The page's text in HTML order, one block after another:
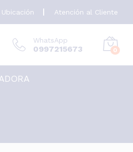
Ubicación Atención al Cliente
WhatsApp
0997215673 0